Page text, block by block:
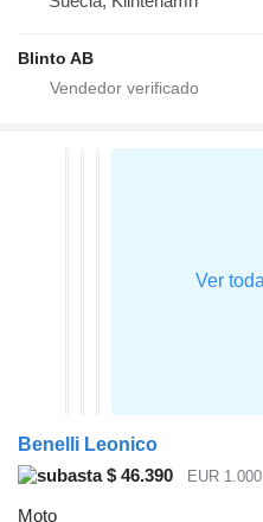
Blinto AB
Benelli Leonico
$ 46.390
EUR 1.000
Moto